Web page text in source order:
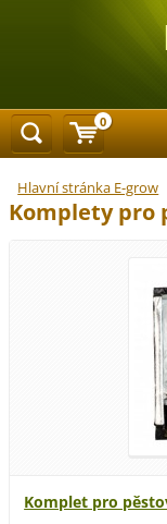
Hlavní stránka E-grow
Komplety pro
Komplet pro
0